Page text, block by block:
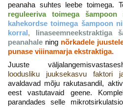
peanaha suhtes leebe toimega.
reguleeriva toimega šampoon
kahekordse toimega šampoon
korral ,
linaseemneekstraktiga
peanahale ning nõrkadele
punase viiinamarja ekstraktiga.
Juuste
loodusliku juuksekasvu faktori
avaldavad mõju rakutasandil,
eest vastutavaid geene.
parandades selle